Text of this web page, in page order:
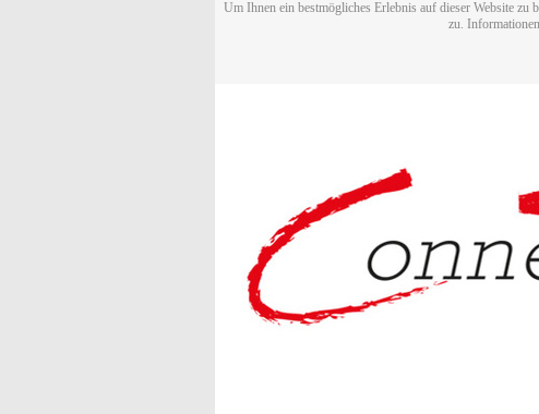
Um Ihnen ein bestmögliches Erlebnis auf dieser Website
zu.